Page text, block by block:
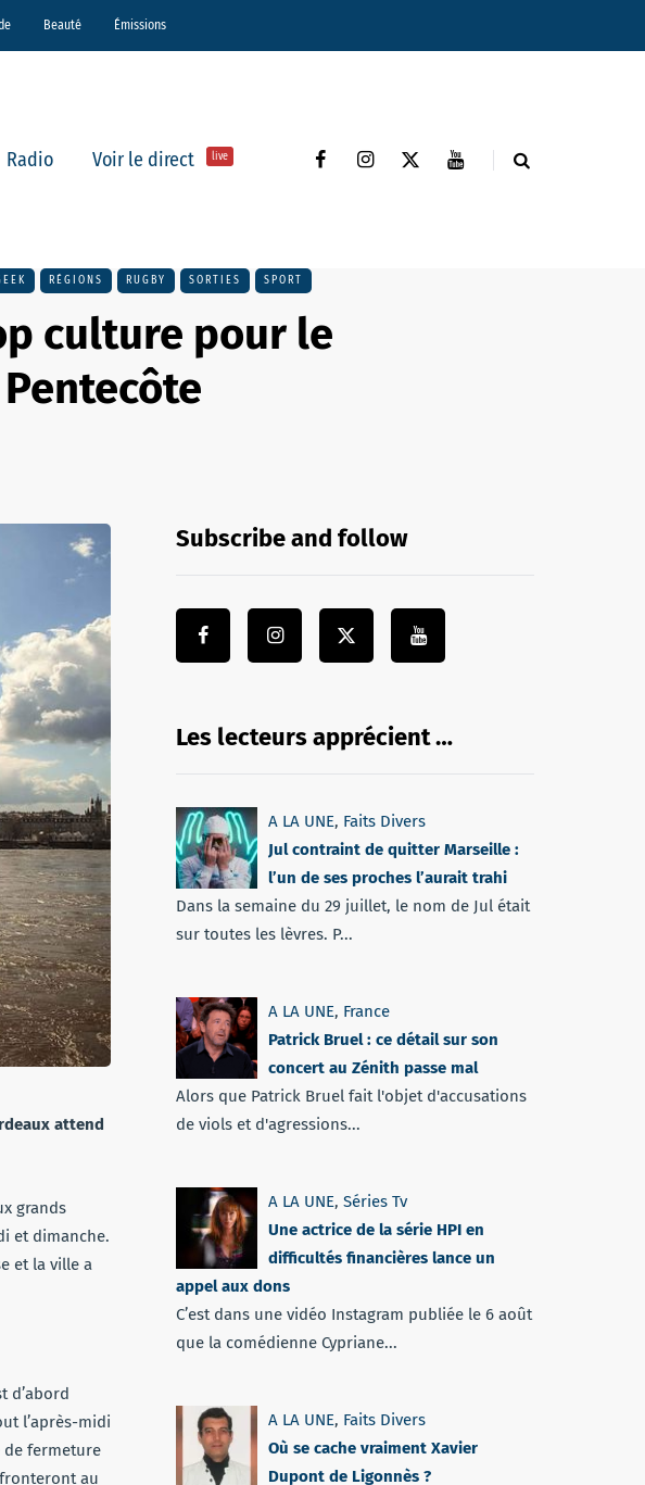
Beauté Émissions
Radio Voir le direct live
RÉGIONS RUGBY SORTIES SPORT
culture pour le
attend
grands
et dimanche.
et la ville a
d’abord
l’après-midi
de fermeture
au
Subscribe and follow
Les lecteurs apprécient …
A LA UNE, Faits Divers
Jul contraint de quitter Marseille :
l’un de ses proches l’aurait trahi
Dans la semaine du 29 juillet, le nom de Jul était
sur toutes les lèvres. P...
A LA UNE, France
Patrick Bruel : ce détail sur son
concert au Zénith passe mal
Alors que Patrick Bruel fait l'objet d'accusations
de viols et d'agressions...
A LA UNE, Séries Tv
Une actrice de la série HPI en
difficultés financières lance un
appel aux dons
C’est dans une vidéo Instagram publiée le 6 août
que la comédienne Cypriane...
A LA UNE, Faits Divers
Où se cache vraiment Xavier
Dupont de Ligonnès ?